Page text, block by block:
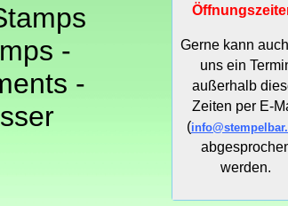
-
-
Gerne kann
uns ein
außerhalb
Zeiten per E-
(
werden.